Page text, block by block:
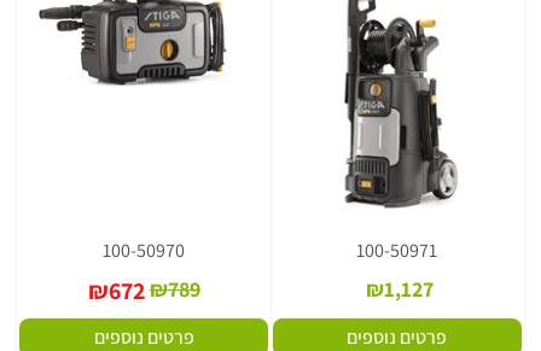
100-50971
₪1,127
פרטים נוספים
100-50970
₪789
₪672
פרטים נוספים